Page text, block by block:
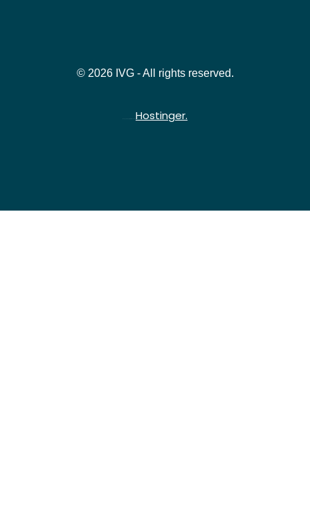
© 2026 IVG - All rights reserved.
Hostinger.